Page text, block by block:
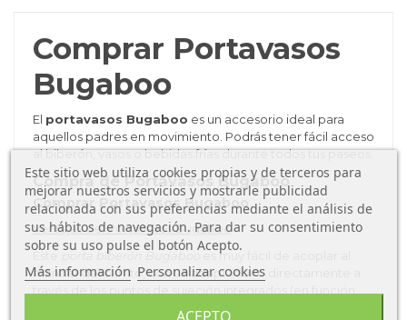
Comprar Portavasos
Bugaboo
El portavasos Bugaboo es un accesorio ideal para
aquellos padres en movimiento. Podrás tener fácil acceso
al biberón, vasos o bebidas frías durante todos tus paseos.
Compra de Portavasos Bugaboo
Comprar Portavasos Bugaboo
Ventajas del Portavasos Bugaboo
porta biberón Bugaboo
es muy fácil de acoplar al
manillar del carrito, con un adaptador o directamente a
Este sitio web utiliza cookies propias y de terceros para
mejorar nuestros servicios y mostrarle publicidad
relacionada con sus preferencias mediante el análisis de
sus hábitos de navegación. Para dar su consentimiento
sobre su uso pulse el botón Acepto.
Más información Personalizar cookies
ACEPTO